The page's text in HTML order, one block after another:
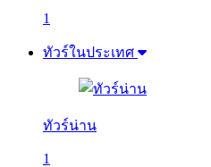
1
ทัวร์ในประเทศ
ทัวร์น่าน
1